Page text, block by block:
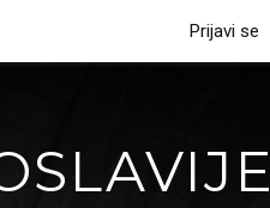
Prijavi se